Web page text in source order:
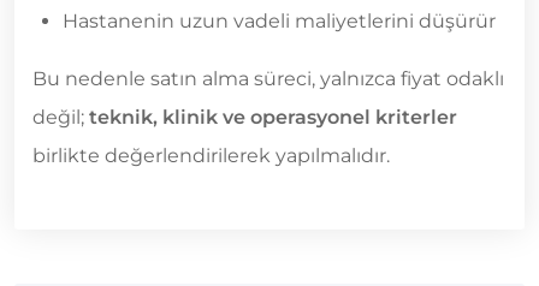
Hastanenin uzun vadeli maliyetlerini düşürür
Bu nedenle satın alma süreci, yalnızca fiyat odaklı
değil; teknik, klinik ve operasyonel kriterler
birlikte değerlendirilerek yapılmalıdır.